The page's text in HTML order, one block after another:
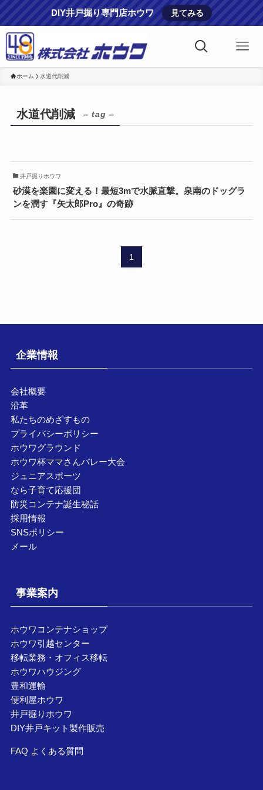
DIY井戸掘り専門店ホウワ 見てみる
ホーム 水道代削減
水道代削減 – tag –
井戸掘りホウワ
砂漠を楽園に変える！最短3mで水脈直撃。泉南のドッグラ
ンを潤す『矢太郎Pro』の奇跡
1
企業情報
会社概要
沿革
私たちのめざすもの
プライバシーポリシー
ホウワグラウンド
ホウワ杯ママさんバレー大会
ジュニアスポーツ
なら子育て応援団
防災コンテナ誕生秘話
採用情報
SNSポリシー
メール
事業案内
ホウワコンテナショップ
ホウワ引越センター
移転業務・オフィス移転
ホウワハウジング
豊和運輸
便利屋ホウワ
井戸掘りホウワ
DIY井戸キット製作販売
FAQ よくある質問